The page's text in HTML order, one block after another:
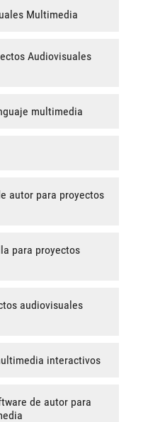
Multimedia
Audiovisuales
multimedia
autor para proyectos
para proyectos
audiovisuales
interactivos
de autor para